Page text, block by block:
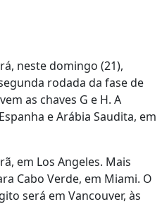
neste domingo (21),
rodada da fase de
as chaves G e H. A
e Arábia Saudita, em
em Los Angeles. Mais
Cabo Verde, em Miami. O
será em Vancouver, às